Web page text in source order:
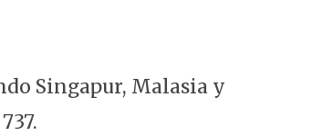
Singapur, Malasia y